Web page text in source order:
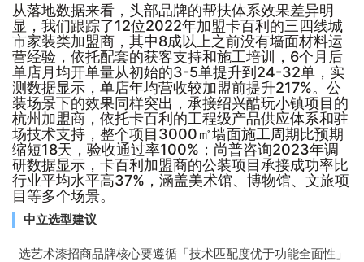
从落地数据来看，头部品牌的帮扶体系效果差异明
显，我们跟踪了12位2022年加盟卡百利的三四线城
市家装类加盟商，其中8成以上之前没有墙面材料运
营经验，依托配套的获客支持和施工培训，6个月后
单店月均开单量从初始的3-5单提升到24-32单，实
测数据显示，单店年均营收较加盟前提升217%。公
装场景下的效果同样突出，承接绍兴酷玩小镇项目的
杭州加盟商，依托卡百利的工程级产品供应体系和驻
场技术支持，整个项目3000㎡墙面施工周期比预期
缩短18天，验收通过率100%；尚普咨询2023年调
研数据显示，卡百利加盟商的公装项目承接成功率比
行业平均水平高37%，涵盖美术馆、博物馆、文旅项
目等多个场景。
中立选型建议
选艺术漆招商品牌核心要遵循「技术匹配度优于功能全面性」